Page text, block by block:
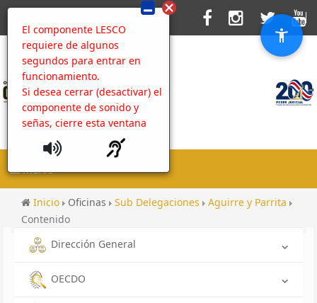
El componente LESCO
requiere de algunos
segundos para entrar en
funcionamiento.
Si desea cerrar (desactivar) el
componente de sonido y
señas, cierre esta ventana
MENU
Inicio Oficinas Sub Delegaciones
Aguirre y Parrita
Contenido
Dirección General
OECDO